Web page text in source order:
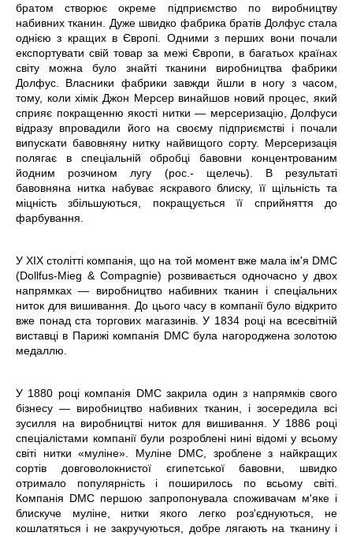
братом створює окреме підприємство по виробництву
набивних тканин. Дуже швидко фабрика братів Долфус стала
однією з кращих в Європі. Одними з перших вони почали
експортувати свій товар за межі Європи, в багатьох країнах
світу можна було знайті тканини виробництва фабрики
Долфус. Власники фабрики завжди йшли в ногу з часом,
тому, коли хімік Джон Мерсер винайшов новий процес, який
сприяє покращенню якості нитки — мерсеризацію, Долфуси
відразу впровадили його на своєму підприємстві і почали
випускати бавовняну нитку найвищого сорту. Мерсеризація
полягає в спеціальній обробці бавовни концентрованим
йодним розчином лугу (рос.- щелечь). В результаті
бавовняна нитка набуває яскравого блиску, її щільність та
міцність збільшуються, покращується її сприйняття до
фарбування.
У XIX столітті компанія, що на той момент вже мала ім'я DMC
(Dollfus-Mieg & Compagnie) розвивається одночасно у двох
напрямках — виробництво набивних тканин і спеціальних
ниток для вишивання. До цього часу в компанії було відкрито
вже понад ста торгових магазинів. У 1834 році на всесвітній
виставці в Парижі компанія DMC була нагороджена золотою
медаллю.
У 1880 році компанія DMC закрила один з напрямків свого
бізнесу — виробництво набивних тканин, і зосередила всі
зусилля на виробництві ниток для вишивання. У 1886 році
спеціалістами компанії були розроблені нині відомі у всьому
світі нитки «муліне». Муліне DMC, зроблене з найкращих
сортів довговолокнистої єгипетської бавовни, швидко
отримало популярність і поширилось по всьому світі.
Компанія DMC першою запропонувала споживачам м'яке і
блискуче муліне, нитки якого легко роз'єднуються , не
кошлатяться і не закручуються, добре лягають на тканину і